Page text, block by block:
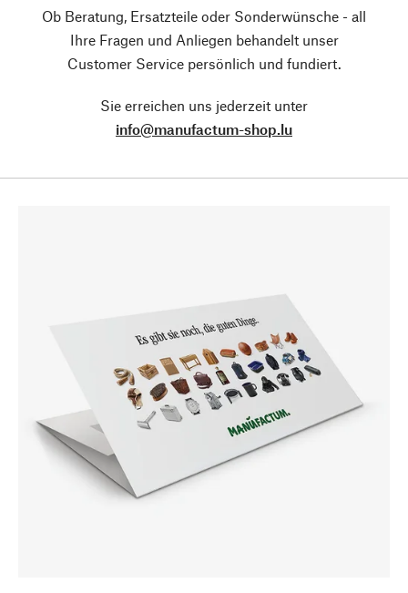
Ob Beratung, Ersatzteile oder Sonderwünsche - all
Ihre Fragen und Anliegen behandelt unser
Customer Service persönlich und fundiert.
Sie erreichen uns jederzeit unter
info@manufactum-shop.lu